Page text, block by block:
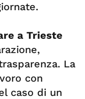
a Trieste
La
con
caso di un